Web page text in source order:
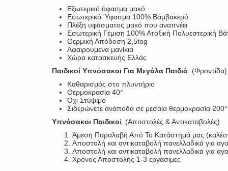
Εξωτερικό ύφασμα μακό
Εσωτερικό Ύφασμα 100% Βαμβακερό
Πλέξη υφάσματος μακό που αναπνέει
Εσωτερική Γέμιση 100% Ατοξική Πολυεστερική
Θερμική Απόδοση 2,5tog
Αφαιρουμενα μανίκια
Χώρα κατασκευής Ελλάς
Παιδικοί Υπνόσακοι Για Μεγάλα Παιδιά . (Φροντίδα)
Καθαρισμός στο πλυντήριο
Θερμοκρασία 40°
Όχι Στύψιμο
Σιδερώνετε ανάποδα σε μεσαία θερμοκρασία 200°
Υπνόσακοι Παιδικοί. (Αποστολές & Αντικαταβολές)
Άμεση Παραλαβή Από Το Κατάστημά μας
Αποστολή και αντικαταβολή πανελλαδικά για
Αποστολή και αντικαταβολή πανελλαδικά για
Χρόνος Αποστολής 1-3 εργάσιμες